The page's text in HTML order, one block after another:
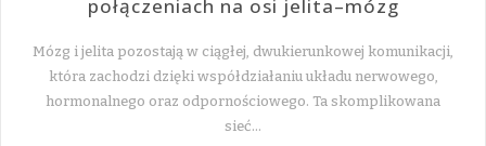
połączeniach na osi jelita–mózg
Mózg i jelita pozostają w ciągłej, dwukierunkowej komunikacji,
która zachodzi dzięki współdziałaniu układu nerwowego,
hormonalnego oraz odpornościowego. Ta skomplikowana
sieć…